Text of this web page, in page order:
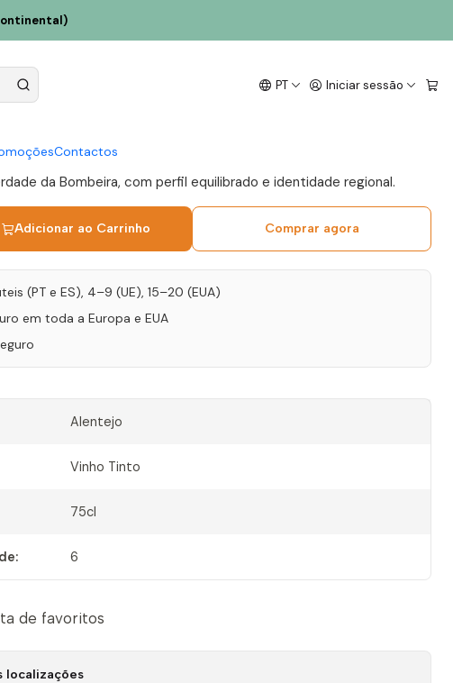
PT Iniciar sessão
Contactos
da Bombeira Alentejo
da Bombeira, com perfil equilibrado e identidade regional.
Adicionar ao Carrinho Comprar agora
(PT e ES), 4–9 (UE), 15–20 (EUA)
em toda a Europa e EUA
Alentejo
Vinho Tinto
75cl
6
de favoritos
localizações